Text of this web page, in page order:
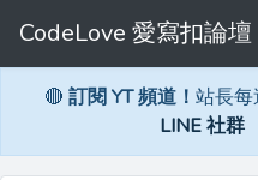
CodeLove 愛寫扣論壇
🔴 訂閱 YT 頻道！ 站長
LINE 社群